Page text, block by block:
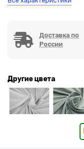
Доставка по
России
Другие цвета